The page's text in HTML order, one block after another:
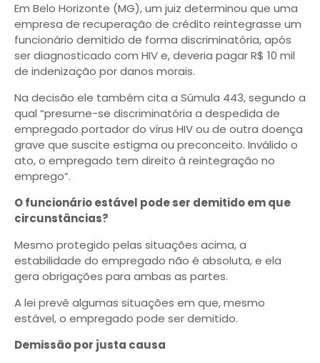
Em Belo Horizonte (MG), um juiz determinou que uma
empresa de recuperação de crédito reintegrasse um
funcionário demitido de forma discriminatória, após
ser diagnosticado com HIV e, deveria pagar R$ 10 mil
de indenização por danos morais.
Na decisão ele também cita a Súmula 443, segundo a
qual “presume-se discriminatória a despedida de
empregado portador do vírus HIV ou de outra doença
grave que suscite estigma ou preconceito. Inválido o
ato, o empregado tem direito à reintegração no
emprego”.
O funcionário estável pode ser demitido em que
circunstâncias?
Mesmo protegido pelas situações acima, a
estabilidade do empregado não é absoluta, e ela
gera obrigações para ambas as partes.
A lei prevê algumas situações em que, mesmo
estável, o empregado pode ser demitido.
Demissão por justa causa